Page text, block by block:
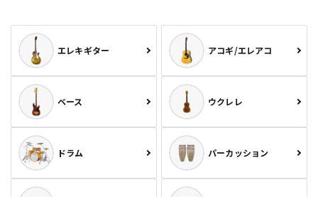
エレキギター アコギ/エレアコ
ベース ウクレレ
ドラム パーカッション